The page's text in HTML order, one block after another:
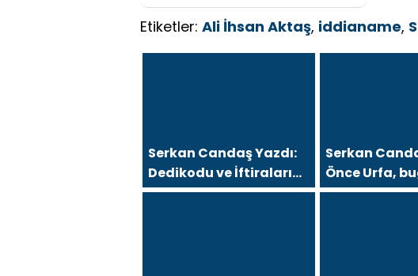
Etiketler: Ali İhsan Aktaş, iddianame,
Serkan Candaş Yazdı:
Dedikodu ve İftiralarını
İspat Edemeyen Hukuk
Serkan
Önce Urfa,